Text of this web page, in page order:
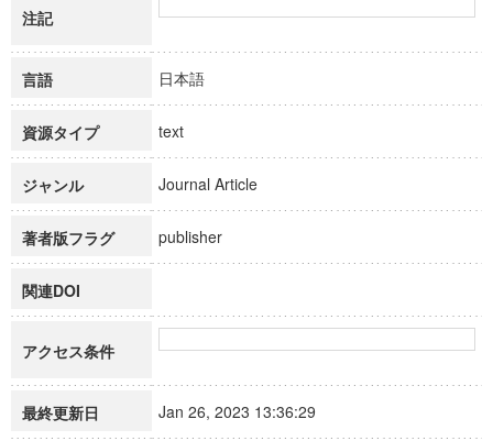
注記
言語 日本語
資源タイプ text
ジャンル Journal Article
著者版フラグ publisher
関連DOI
アクセス条件
最終更新日 Jan 26, 2023 13:36:29